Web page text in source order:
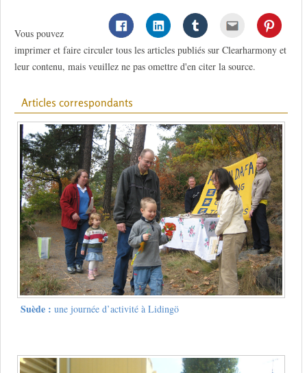
Vous pouvez
imprimer et faire circuler tous les articles publiés sur Clearharmony et
leur contenu, mais veuillez ne pas omettre d'en citer la source.
Articles correspondants
Suède : une journée d’activité à Lidingö